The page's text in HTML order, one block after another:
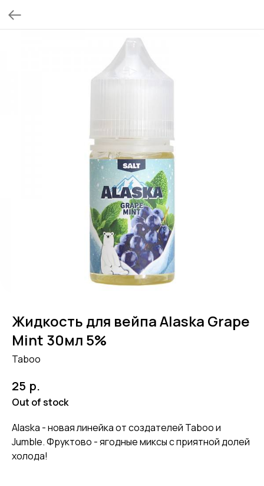
Жидкость для вейпа Alaska Grape
Mint 30мл 5%
Taboo
25 р.
Out of stock
Alaska - новая линейка от создателей Taboo и
Jumble. Фруктово - ягодные миксы с приятной долей
холода!